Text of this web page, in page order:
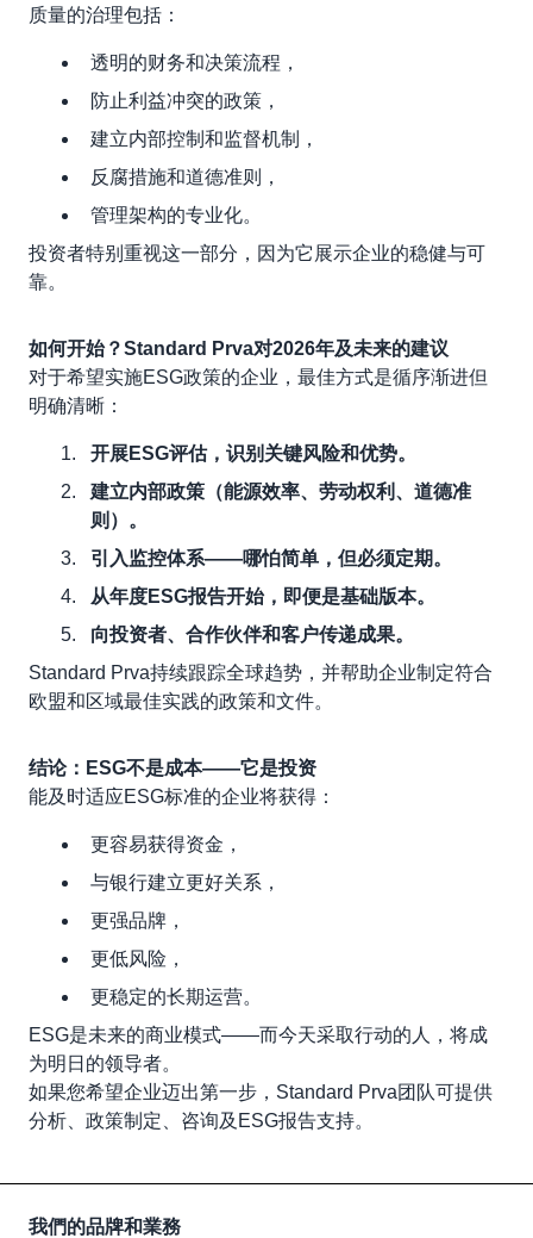
质量的治理包括：
透明的财务和决策流程，
防止利益冲突的政策，
建立内部控制和监督机制，
反腐措施和道德准则，
管理架构的专业化。
投资者特别重视这一部分，因为它展示企业的稳健与可
靠。
如何开始？Standard Prva对2026年及未来的建议
对于希望实施ESG政策的企业，最佳方式是循序渐进但
明确清晰：
开展ESG评估，识别关键风险和优势。
建立内部政策（能源效率、劳动权利、道德准
则）。
引入监控体系——哪怕简单，但必须定期。
从年度ESG报告开始，即便是基础版本。
向投资者、合作伙伴和客户传递成果。
Standard Prva持续跟踪全球趋势，并帮助企业制定符合
欧盟和区域最佳实践的政策和文件。
结论：ESG不是成本——它是投资
能及时适应ESG标准的企业将获得：
更容易获得资金，
与银行建立更好关系，
更强品牌，
更低风险，
更稳定的长期运营。
ESG是未来的商业模式——而今天采取行动的人，将成
为明日的领导者。
如果您希望企业迈出第一步，Standard Prva团队可提供
分析、政策制定、咨询及ESG报告支持。
我們的品牌和業務